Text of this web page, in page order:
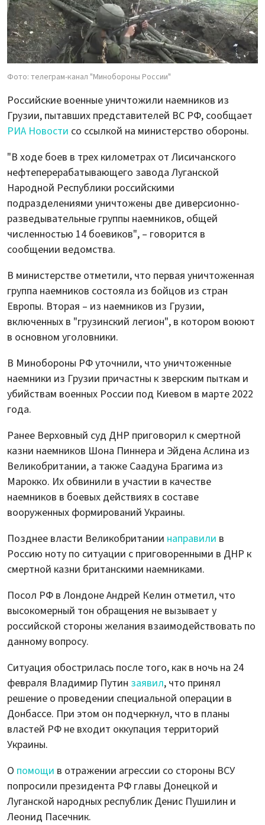
Фото: телеграм-канал "Минобороны России"
Российские военные уничтожили наемников из
Грузии, пытавших представителей ВС РФ, сообщает
РИА Новости со ссылкой на министерство обороны.
"В ходе боев в трех километрах от Лисичанского
нефтеперерабатывающего завода Луганской
Народной Республики российскими
подразделениями уничтожены две диверсионно-
разведывательные группы наемников, общей
численностью 14 боевиков", – говорится в
сообщении ведомства.
В министерстве отметили, что первая уничтоженная
группа наемников состояла из бойцов из стран
Европы. Вторая – из наемников из Грузии,
включенных в "грузинский легион", в котором воюют
в основном уголовники.
В Минобороны РФ уточнили, что уничтоженные
наемники из Грузии причастны к зверским пыткам и
убийствам военных России под Киевом в марте 2022
года.
Ранее Верховный суд ДНР приговорил к смертной
казни наемников Шона Пиннера и Эйдена Аслина из
Великобритании, а также Саадуна Брагима из
Марокко. Их обвинили в участии в качестве
наемников в боевых действиях в составе
вооруженных формирований Украины.
Позднее власти Великобритании направили в
Россию ноту по ситуации с приговоренными в ДНР к
смертной казни британскими наемниками.
Посол РФ в Лондоне Андрей Келин отметил, что
высокомерный тон обращения не вызывает у
российской стороны желания взаимодействовать по
данному вопросу.
Ситуация обострилась после того, как в ночь на 24
февраля Владимир Путин заявил, что принял
решение о проведении специальной операции в
Донбассе. При этом он подчеркнул, что в планы
властей РФ не входит оккупация территорий
Украины.
О помощи в отражении агрессии со стороны ВСУ
попросили президента РФ главы Донецкой и
Луганской народных республик Денис Пушилин и
Леонид Пасечник.